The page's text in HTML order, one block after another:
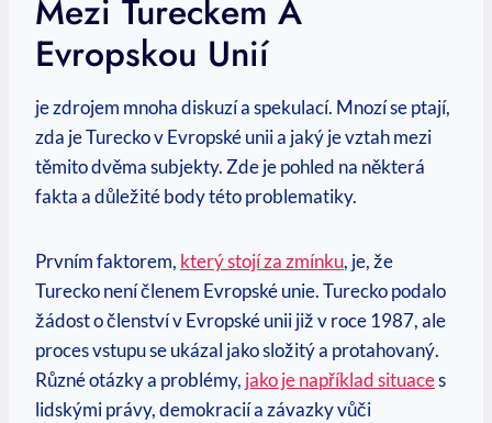
Mezi Tureckem A
Evropskou Unií
je zdrojem mnoha diskuzí a spekulací. Mnozí se ptají,
zda je Turecko v Evropské unii a jaký je vztah mezi
těmito dvěma subjekty. Zde je pohled na některá
fakta a důležité body této problematiky.
Prvním faktorem, který stojí za zmínku, je, že
Turecko není členem Evropské unie. Turecko podalo
žádost o členství v Evropské unii již v roce 1987, ale
proces vstupu se ukázal jako složitý a protahovaný.
Různé otázky a problémy, jako je například situaces
lidskými právy, demokracií a závazky vůči